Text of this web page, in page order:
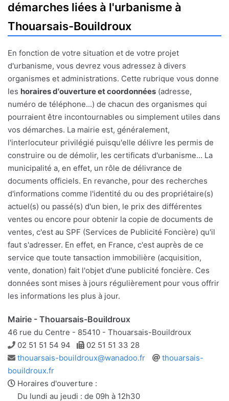
démarches liées à l'urbanisme à
Thouarsais-Bouildroux
En fonction de votre situation et de votre projet
d'urbanisme, vous devrez vous adressez à divers
organismes et administrations. Cette rubrique vous donne
les horaires d'ouverture et coordonnées (adresse,
numéro de téléphone...) de chacun des organismes qui
pourraient être incontournables ou simplement utiles dans
vos démarches. La mairie est, généralement,
l'interlocuteur privilégié puisqu'elle délivre les permis de
construire ou de démolir, les certificats d'urbanisme... La
municipalité a, en effet, un rôle de délivrance de
documents officiels. En revanche, pour des recherches
d'informations comme l'identité du ou des propriétaire(s)
actuel(s) ou passé(s) d'un bien, le prix des différentes
ventes ou encore pour obtenir la copie de documents de
ventes, c'est au SPF (Services de Publicité Foncière) qu'il
faut s'adresser. En effet, en France, c'est auprès de ce
service que toute tansaction immobilière (acquisition,
vente, donation) fait l'objet d'une publicité foncière. Ces
données sont mises à jours régulièrement pour vous offrir
les informations les plus à jour.
Mairie - Thouarsais-Bouildroux
46 rue du Centre - 85410 - Thouarsais-Bouildroux
Téléphone
02 51 51 54 94 Télécopie
02 51 51 33 28
Adresse
e-
mail
thouarsais-bouildroux@wanadoo.fr
Site
thouarsais-
bouildroux.fr
Horaires d'ouverture :
Du lundi au jeudi : de 09h à 12h30